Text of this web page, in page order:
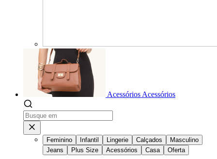
Acessórios Acessórios
Feminino Infantil Lingerie Calçados
Masculino
Jeans
Plus Size Acessórios Casa Oferta